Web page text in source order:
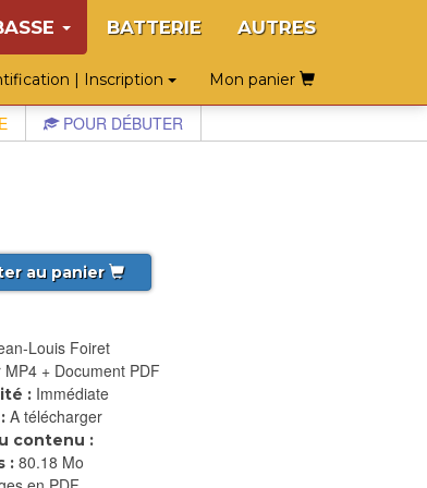
BATTERIE AUTRES
| Inscription Mon panier
POUR DÉBUTER
au panier
Louis Foiret
MP4 + Document PDF
: Immédiate
A télécharger
contenu :
: 80.18 Mo